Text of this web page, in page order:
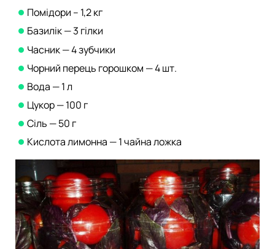
Помідори – 1,2 кг
Базилік — 3 гілки
Часник — 4 зубчики
Чорний перець горошком — 4 шт.
Вода — 1 л
Цукор — 100 г
Сіль — 50 г
Кислота лимонна — 1 чайна ложка